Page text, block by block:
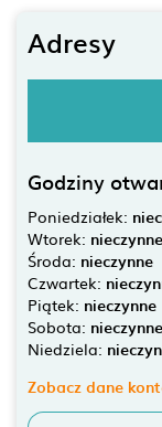
Adresy
Godziny
Poniedziałek:
Wtorek: nieczynne
Środa: nieczynne
Czwartek:
Piątek: nieczynne
Sobota: nieczynne
Niedziela:
Zobacz dane